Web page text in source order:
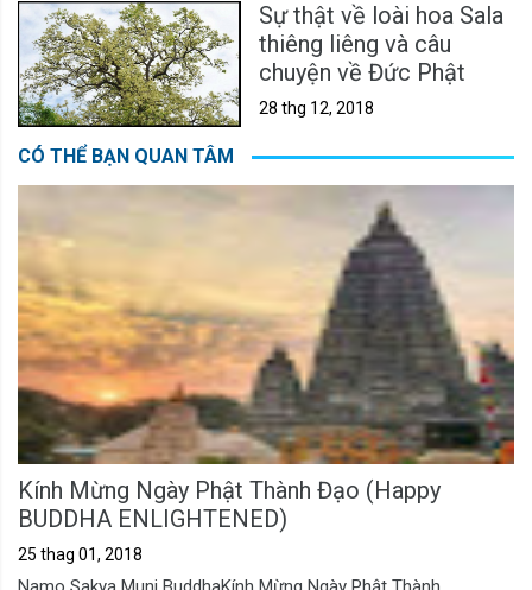
Sự thật về loài hoa Sala
thiêng liêng và câu
chuyện về Đức Phật
28 thg 12, 2018
CÓ THỂ BẠN QUAN TÂM
Kính Mừng Ngày Phật Thành Đạo (Happy
BUDDHA ENLIGHTENED)
25 thag 01, 2018